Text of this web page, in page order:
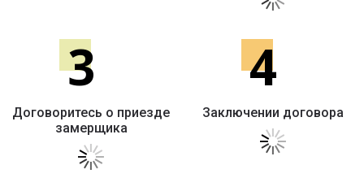
3
Договоритесь о приезде
замерщика
4
Заключении договора